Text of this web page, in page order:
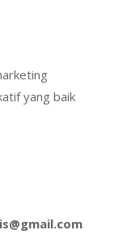
yang baik